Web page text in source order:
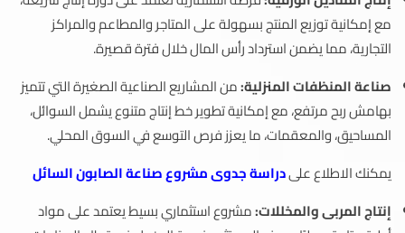
مع إمكانية توزيع المنتج بسهولة على المتاجر والمطاعم والمراكز
التجارية، مما يضمن استرداد رأس المال خلال فترة قصيرة.
صناعة المنظفات المنزلية:من المشاريع الصناعية الصغيرة التي تتميز
بهامش ربح مرتفع، مع إمكانية تطوير خط إنتاج متنوع يشمل السوائل،
المساحيق، والمعقمات، ما يعزز فرص التوسع في السوق المحلي.
يمكنك الاطلاع علىدراسة جدوى مشروع صناعة الصابون السائل
إنتاج المربى والمخللات:مشروع استثماري بسيط يعتمد على مواد